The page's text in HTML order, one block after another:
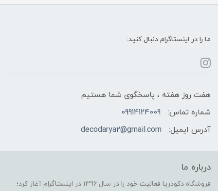
ما را در اینستاگرام دنبال کنید:
هفت روز هفته ، پاسخگوی شما هستیم
شماره تماس:
09914124009
آدرس ایمیل:
decodarya2@gmail.com
درباره ما
فروشگاه دکودریا فعالیت خود را در سال 1396 در اینستاگرام آغاز کرد؛